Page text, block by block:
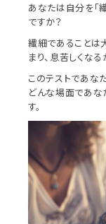
テスト一覧
よくあるご質問・お問
利用規約
コンテンツ使用のガイド
個人情報保護方針
特定商取引法に基づく
システム動作環境
運営会社
あなたは自分を「
ですか？
繊細であることは
まり、息苦しくな
このテストであな
どんな場面であ
す。